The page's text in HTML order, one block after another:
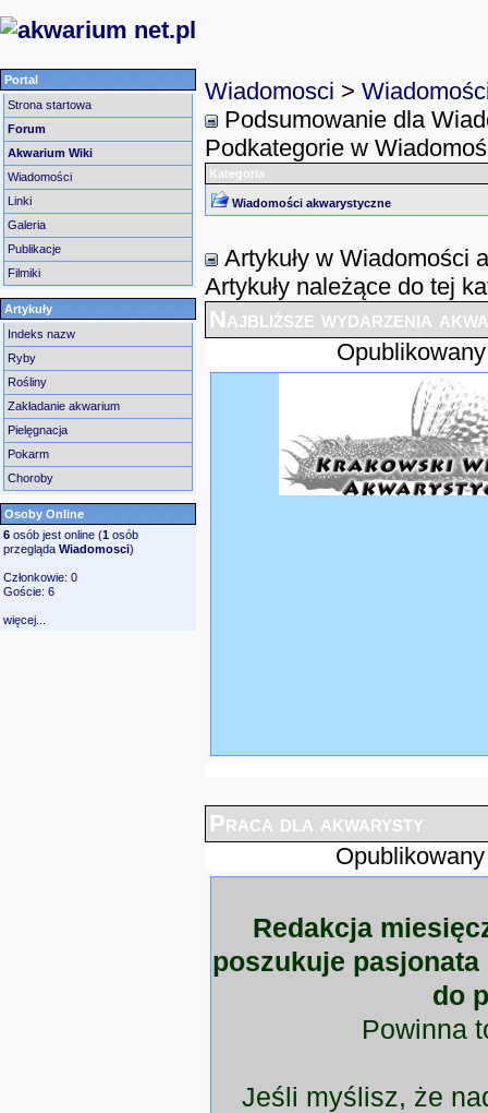
Portal
Strona startowa
Forum
Akwarium Wiki
Wiadomości
Linki
Galeria
Publikacje
Filmiki
Artykuły
Indeks nazw
Ryby
Rośliny
Zakładanie akwarium
Pielęgnacja
Pokarm
Choroby
Osoby Online
6 osób jest online (1 osób
przegląda Wiadomosci)
Członkowie: 0
Goście: 6
więcej...
Wiadomosci >
Podsumowanie dla
Podkategorie w
Kategoria
Wiadomości akwarystyczne
Artykuły w Wiadomości
Artykuły należące do tej
Najbliższe wydarzenia
Praca dla akwarysty
Redakcja
poszukuje
do
Powinna
Jeśli myślisz, że